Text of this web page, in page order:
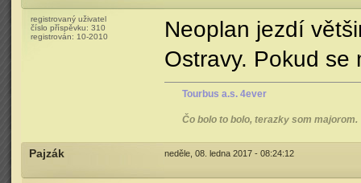
registrovaný uživatel
číslo příspěvku: 310
registrován: 10-2010
Neoplan jezdí
Ostravy. Pokud se
Tourbus a.s. 4ever
Čo bolo to bolo, terazky som majorom.
Pajzák neděle, 08. ledna 2017 - 08:24:12